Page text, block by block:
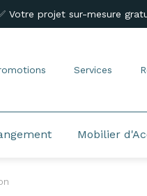
Votre projet sur-mesure
Services
Mobilier